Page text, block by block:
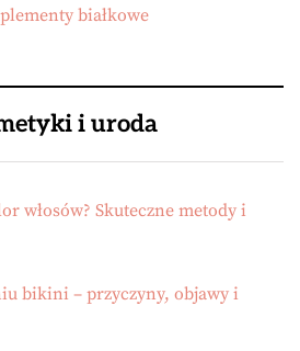
białkowe
i uroda
włosów? Skuteczne metody i
bikini – przyczyny, objawy i